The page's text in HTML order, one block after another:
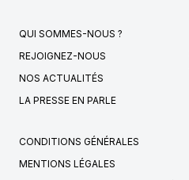
QUI SOMMES-NOUS ?
REJOIGNEZ-NOUS
NOS ACTUALITÉS
LA PRESSE EN PARLE
CONDITIONS GÉNÉRALES
MENTIONS LÉGALES